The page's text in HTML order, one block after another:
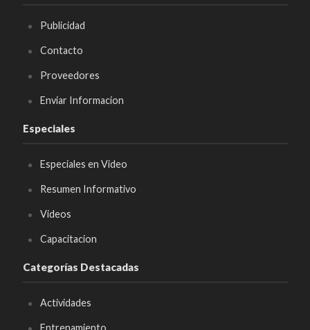
Publicidad
Contacto
Proveedores
Enviar Informacion
Especiales
Especiales en Video
Resumen Informativo
Videos
Capacitacion
Categorías Destacadas
Actividades